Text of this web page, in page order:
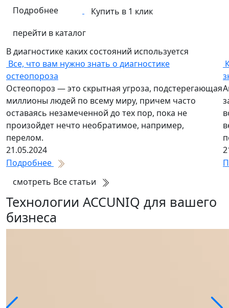
Подробнее
Купить в 1 клик
перейти в каталог
В диагностике каких состояний используется
Все, что вам нужно знать о диагностике
остеопороза
Остеопороз — это скрытная угроза, подстерегающая
миллионы людей по всему миру, причем часто
оставаясь незамеченной до тех пор, пока не
произойдет нечто необратимое, например,
перелом.
21.05.2024
Подробнее
смотреть Все статьи
Технологии ACCUNIQ для вашего
бизнеса